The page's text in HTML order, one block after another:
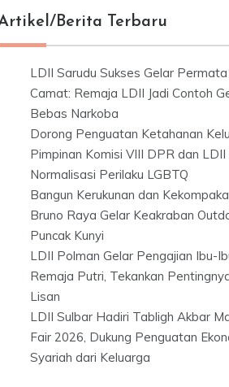
Berita Terbaru
LDII Sarudu Sukses Gelar
Camat: Remaja LDII Jadi Contoh
Bebas Narkoba
Dorong Penguatan Ketahanan
Pimpinan Komisi VIII DPR dan
Normalisasi Perilaku LGBTQ
Bangun Kerukunan dan
Bruno Raya Gelar Keakraban
Puncak Kunyi
LDII Polman Gelar Pengajian Ibu-
Remaja Putri, Tekankan
Lisan
LDII Sulbar Hadiri Tabligh Akbar
Fair 2026, Dukung Penguatan
Syariah dari Keluarga